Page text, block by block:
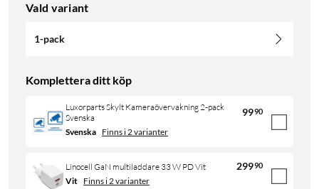
Vald variant
1-pack
Komplettera ditt köp
Luxorparts Skylt Kameraövervakning 2-pack
Svenska
9990
Svenska Finns i 2 varianter
Linocell GaN multiladdare 33 W PD Vit 29990
Vit Finns i 2 varianter